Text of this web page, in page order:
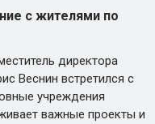
с жителями по
директора
Веснин встретился с
учреждения
важные проекты и